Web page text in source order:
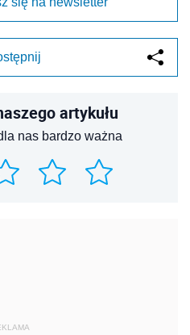
artykułu
nas bardzo ważna